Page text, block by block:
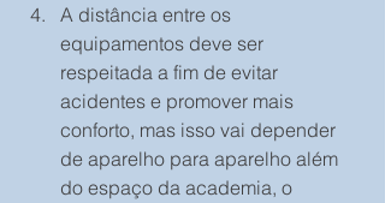
A distância entre os
equipamentos deve ser
respeitada a fim de evitar
acidentes e promover mais
conforto, mas isso vai depender
de aparelho para aparelho além
do espaço da academia, o